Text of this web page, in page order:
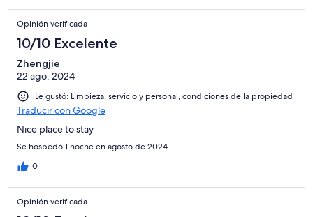
Opinión verificada
10/10 Excelente
Zhengjie
22 ago. 2024
Le gustó: Limpieza, servicio y personal, condiciones de la propiedad
Traducir con Google
Nice place to stay
Se hospedó 1 noche en agosto de 2024
0
Opinión verificada